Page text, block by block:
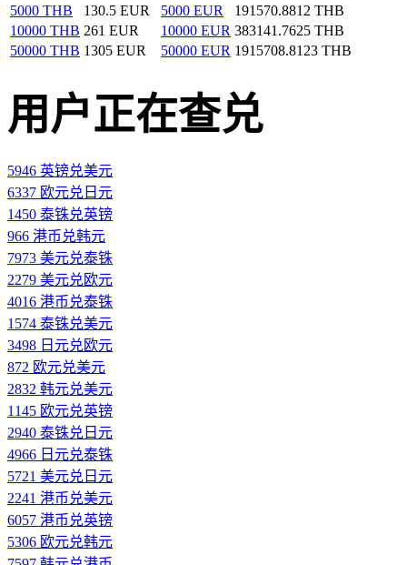
5000 THB
130.5 EUR 5000 EUR
191570.8812 THB
10000 THB 261 EUR 10000 EUR 383141.7625 THB
50000 THB 1305 EUR 50000 EUR 1915708.8123 THB
用户正在查兑
5946 英镑兑美元
6337 欧元兑日元
1450 泰铢兑英镑
966 港币兑韩元
7973 美元兑泰铢
2279 美元兑欧元
4016 港币兑泰铢
1574 泰铢兑美元
3498 日元兑欧元
872 欧元兑美元
2832 韩元兑美元
1145 欧元兑英镑
2940 泰铢兑日元
4966 日元兑泰铢
5721 美元兑日元
2241 港币兑美元
6057 港币兑英镑
5306 欧元兑韩元